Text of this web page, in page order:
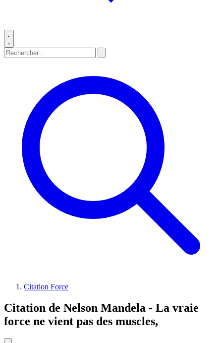
Citation Force
Citation de Nelson Mandela - La vraie
force ne vient pas des muscles,